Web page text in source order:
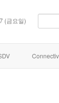
(금요일)